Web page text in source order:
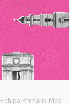
Echipa Primăria Mea